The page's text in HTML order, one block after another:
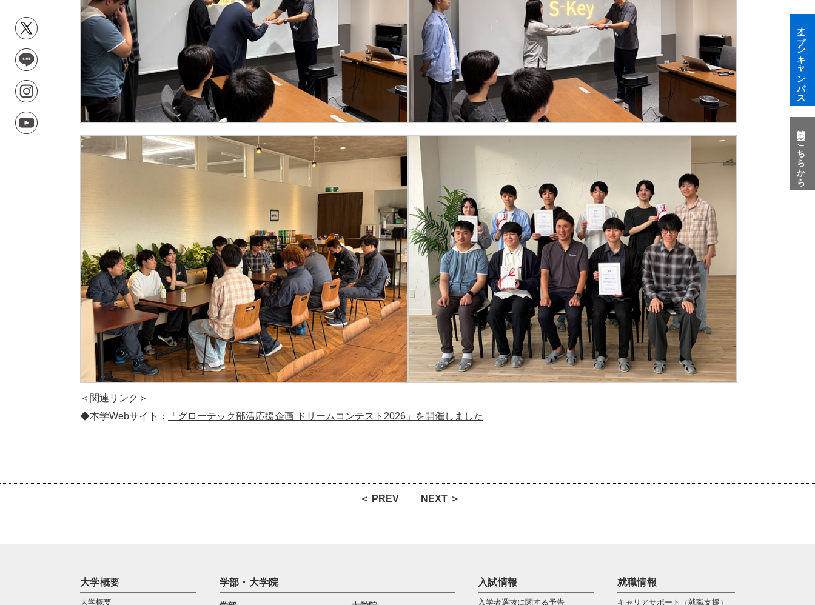
＜関連リンク＞
◆本学Webサイト：
「グローテック部活応援企画 ドリームコンテスト2026」を開催しました
＜ PREV NEXT ＞
大学概要
大学概要
学部・大学院 入試情報
入学者選抜に関する予告
就職情報
キャリアサポート（就職支援）
オープンキャンパス
質問はこちらから